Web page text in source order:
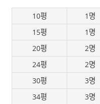
10평 1명
15평
1명
20평
2명
24평
2명
30평
3명
34평
3명